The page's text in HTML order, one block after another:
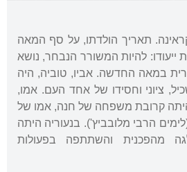
תאריך הולדתו, על סף המאה
ייעודו: להיות המשורר הנבחר, נושא
במאה החדשה. אביו, טוביה, היה
ציוני וחסידו של אחד העם. אמו,
היתה קרובת משפחה של חנה, אמו של
הרבי מלובביץ'). בנעוריה היתה
מהפכנית והשתתפה בפעולות